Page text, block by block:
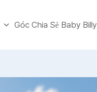
Góc Chia Sẻ Baby Billy